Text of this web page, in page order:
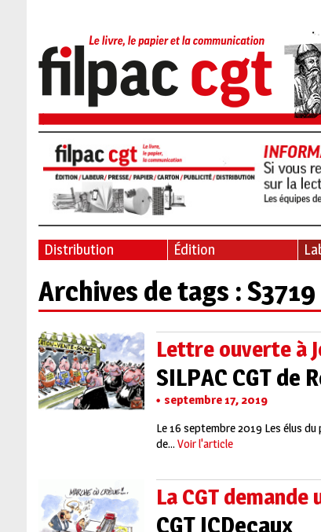
Distribution Édition
Archives de tags : S3719
Lettre ouverte à
SILPAC CGT de
septembre 17, 2019
Le 16 septembre 2019 Les élus
de... Voir l'article
La CGT
CGT JCDecaux